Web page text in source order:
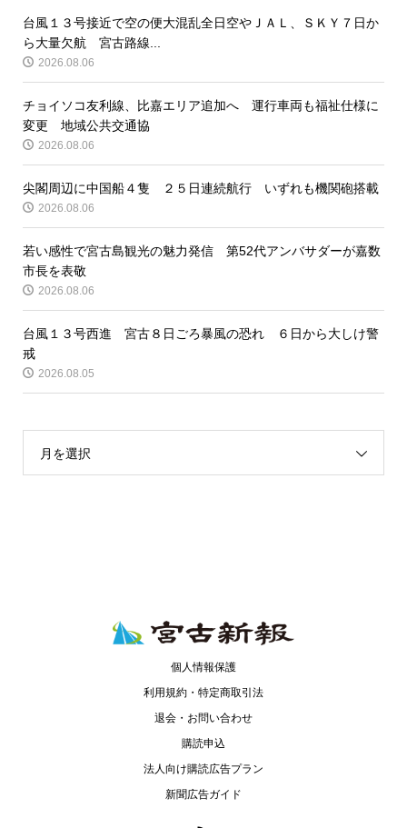
台風１３号接近で空の便大混乱全日空やＪＡＬ、ＳＫＹ７日か
ら大量欠航 宮古路線...
2026.08.06
チョイソコ友利線、比嘉エリア追加へ 運行車両も福祉仕様に
変更 地域公共交通協
2026.08.06
尖閣周辺に中国船４隻 ２５日連続航行 いずれも機関砲搭載
2026.08.06
若い感性で宮古島観光の魅力発信 第52代アンバサダーが嘉数
市長を表敬
2026.08.06
台風１３号西進 宮古８日ごろ暴風の恐れ ６日から大しけ警
戒
2026.08.05
月を選択
個人情報保護
利用規約・特定商取引法
退会・お問い合わせ
購読申込
法人向け購読広告プラン
新聞広告ガイド